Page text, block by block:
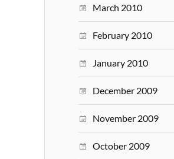
March 2010
February 2010
January 2010
December 2009
November 2009
October 2009